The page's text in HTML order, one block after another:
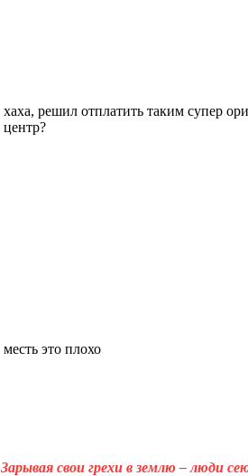
хаха, решил отплатить таким супер
центр?
месть это плохо
Зарывая свои грехи в землю – люди